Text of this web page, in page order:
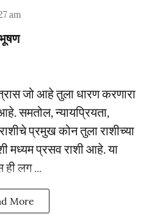
am
भूषण
जो आहे तुला धारण करणारा
समतोल, न्यायप्रियता,
राशीचे प्रमुख कोन तुला राशीच्या
मध्यम प्रसव राशी आहे. या
लग ...
More